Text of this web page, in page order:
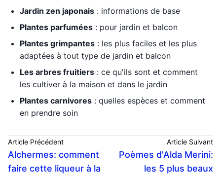
Jardin zen japonais : informations de base
Plantes parfumées : pour jardin et balcon
Plantes grimpantes : les plus faciles et les plus
adaptées à tout type de jardin et balcon
Les arbres fruitiers : ce qu'ils sont et comment
les cultiver à la maison et dans le jardin
Plantes carnivores : quelles espèces et comment
en prendre soin
Article Précédent
Alchermes: comment
faire cette liqueur à la
Article Suivant
Poèmes d'Alda Merini:
les 5 plus beaux